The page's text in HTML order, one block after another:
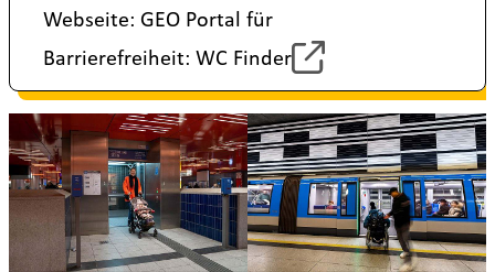
Webseite: GEO Portal für
Barrierefreiheit: WC Finder